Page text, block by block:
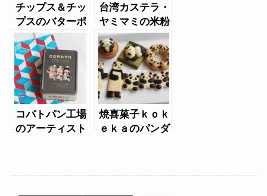
チップス＆チッ
プスのバターポ
テトチップス
台湾カステラ・
ヤミマミの米粉
ミーシカクッキ
ー缶
コバトパン工場
のアーティスト
焼喜菓子ｋｏｋ
ｅｋａのパンダ